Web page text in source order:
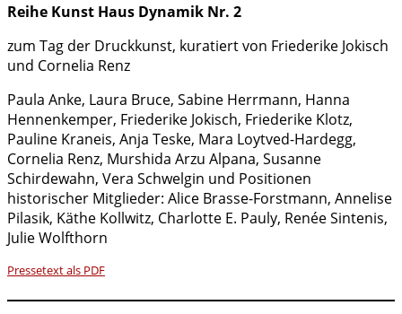
Reihe Kunst Haus Dynamik Nr. 2
zum Tag der Druckkunst, kuratiert von Friederike Jokisch
und Cornelia Renz
Paula Anke, Laura Bruce, Sabine Herrmann, Hanna
Hennenkemper, Friederike Jokisch, Friederike Klotz,
Pauline Kraneis, Anja Teske, Mara Loytved-Hardegg,
Cornelia Renz, Murshida Arzu Alpana, Susanne
Schirdewahn, Vera Schwelgin und Positionen
historischer Mitglieder: Alice Brasse-Forstmann, Annelise
Pilasik, Käthe Kollwitz, Charlotte E. Pauly, Renée Sintenis,
Julie Wolfthorn
Pressetext als PDF